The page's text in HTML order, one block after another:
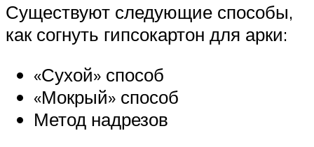
Существуют следующие способы,
как согнуть гипсокартон для арки:
«Сухой» способ
«Мокрый» способ
Метод надрезов